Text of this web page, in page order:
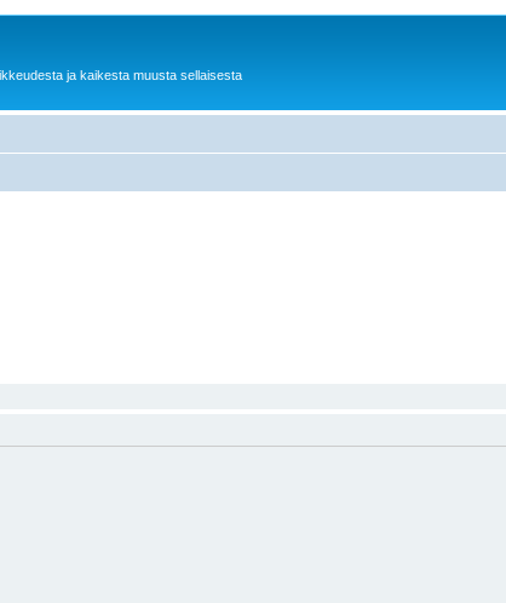
ja kaikesta muusta sellaisesta